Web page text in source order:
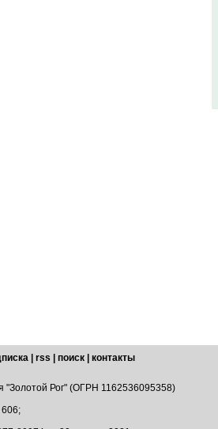
rss поиск
контакты
"Золотой Рог" (ОГРН 1162536095358)
606;